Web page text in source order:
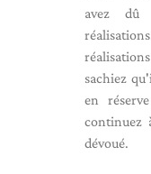
avez dû
sachiez
en
continuez
dévoué.